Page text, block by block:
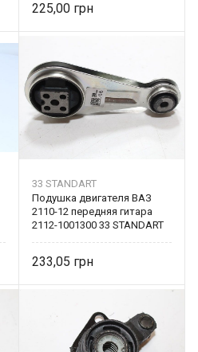
225,00
33 STANDART
Подушка двигателя ВАЗ
2110-12 передняя гитара
2112-1001300 33 STANDART
233,05